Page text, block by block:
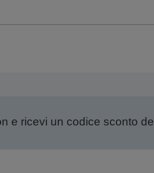
e ricevi un codice sconto del